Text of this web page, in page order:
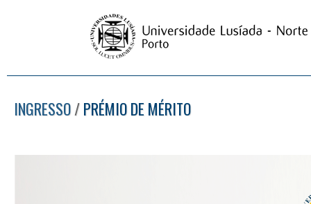
INGRESSO/PRÉMIO DE MÉRITO